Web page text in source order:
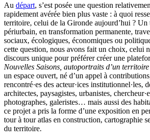
Au départ, s’est posée une question
rapidement avérée bien plus vaste : à quoi
territoire, celui de la Gironde aujourd’hui ? Un
périurbain, en transformation permanente,
sociaux, écologiques, économiques ou
cette question, nous avons fait un choix, celui
discours unique pour préférer créer une
Nouvelles Saisons, autoportraits d’un territoire
un espace ouvert, né d’un appel à
rencontré·es des acteur·ices institutionnel·les,
architectes, paysagistes, urbanistes,
photographes, galeristes… mais aussi des
ce projet a pris la forme d’une exposition en
tour à tour atlas en construction, cartographie
du territoire.